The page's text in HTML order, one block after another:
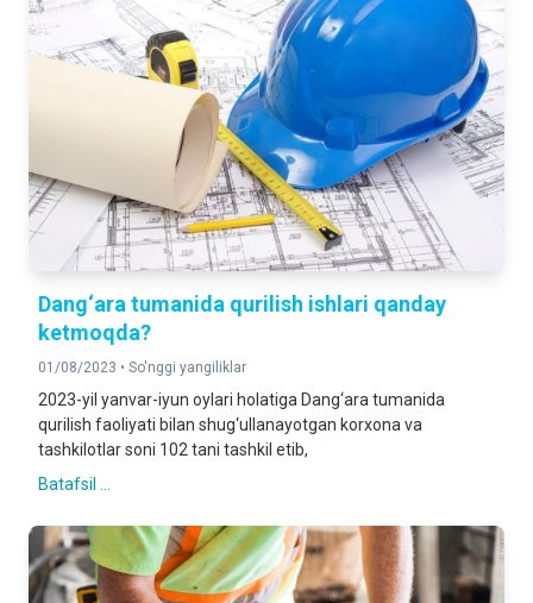
Dang‘ara tumanida qurilish ishlari qanday
ketmoqda?
01/08/2023 • So'nggi yangiliklar
2023-yil yanvar-iyun oylari holatiga Dang‘ara tumanida
qurilish faoliyati bilan shug‘ullanayotgan korxona va
tashkilotlar soni 102 tani tashkil etib,
Batafsil ...